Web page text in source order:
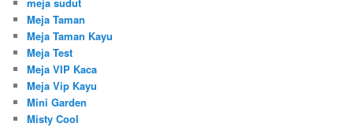
Meja Taman
Meja Taman Kayu
Meja Test
Meja VIP Kaca
Meja Vip Kayu
Mini Garden
Misty Cool